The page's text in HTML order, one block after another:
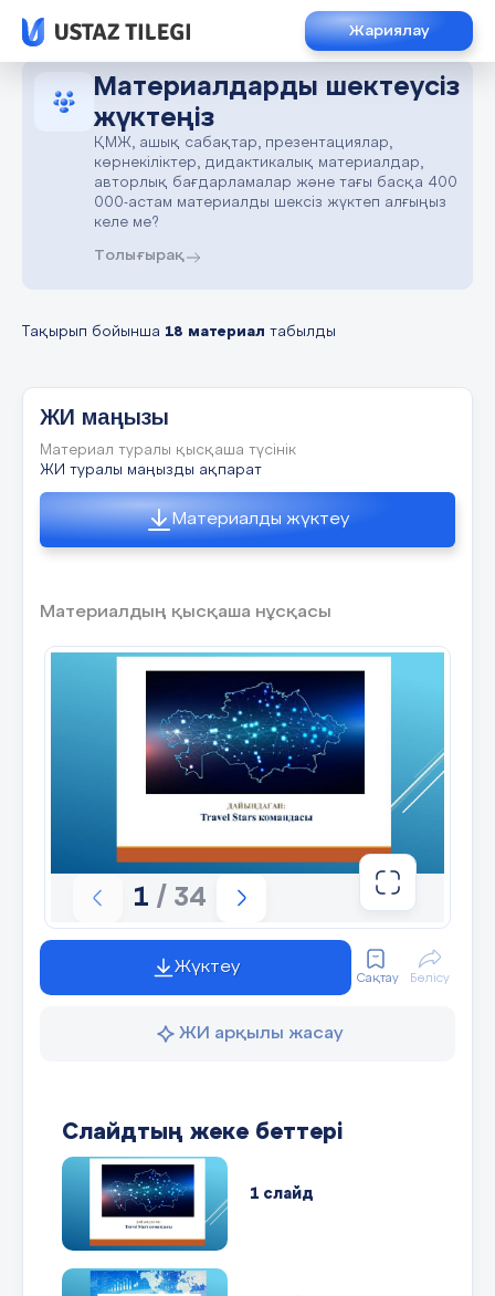
Жариялау
Материалдарды шектеусіз
жүктеңіз
ҚМЖ, ашық сабақтар, презентациялар,
көрнекіліктер, дидактикалық материалдар,
авторлық бағдарламалар және тағы басқа 400
000-астам материалды шексіз жүктеп алғыңыз
келе ме?
Толығырақ
Тақырып бойынша 18 материал табылды
ЖИ маңызы
Материал туралы қысқаша түсінік
ЖИ туралы маңызды ақпарат
Материалды жүктеу
Материалдың қысқаша нұсқасы
1 / 34
Жүктеу
Сақтау Бөлісу
ЖИ арқылы жасау
Слайдтың жеке беттері
1 слайд